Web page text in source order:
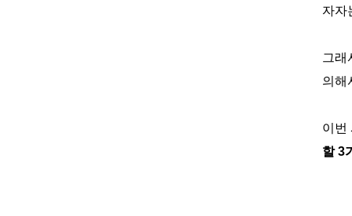
자자
그래
의해
이번
할 3